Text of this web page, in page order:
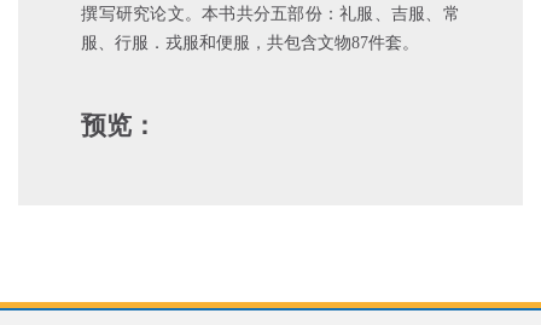
撰写研究论文。本书共分五部份：礼服、吉服、常
服、行服．戎服和便服，共包含文物87件套。
预览：